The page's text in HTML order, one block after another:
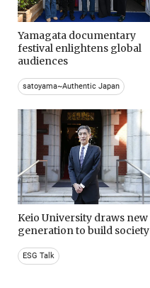
Yamagata documentary
festival enlightens global
audiences
satoyama~Authentic Japan
Keio University draws new
generation to build society
ESG Talk